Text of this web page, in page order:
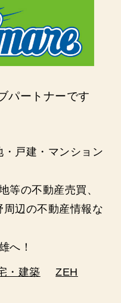
パートナーです
戸建・マンション
等の不動産売買、
辺の不動産情報な
へ！
・建築 ZEH